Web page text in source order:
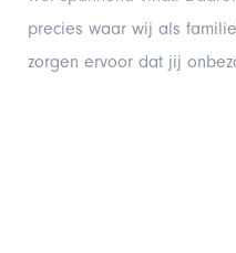
precies waar wij als
zorgen ervoor dat jij